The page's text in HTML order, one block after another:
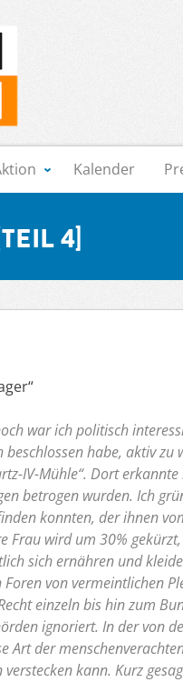
Kalender
4]
war ich politisch
habe, aktiv zu
IV-Mühle“. Dort
betrogen wurden. Ich
konnten, der ihnen
Frau wird um 30%
sich ernähren und
von vermeintlichen
einzeln bis hin zum
ignoriert. In der von
Art der
kann. Kurz